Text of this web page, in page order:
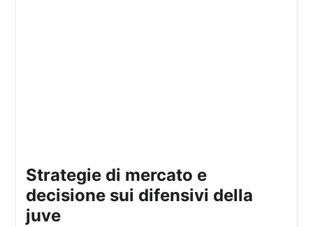
strategie di mercato e
decisione sui difensivi della
juve